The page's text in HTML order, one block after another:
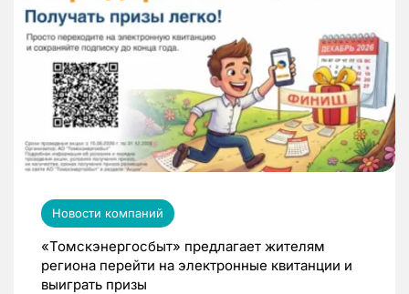
Новости компаний
«Томскэнергосбыт» предлагает жителям
региона перейти на электронные квитанции и
выиграть призы